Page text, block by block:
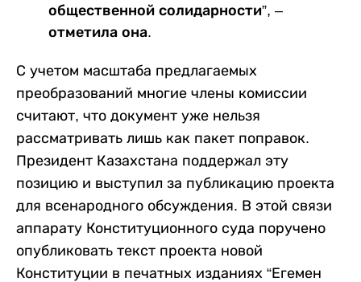
общественной солидарности”, –
отметила она.
С учетом масштаба предлагаемых
преобразований многие члены комиссии
считают, что документ уже нельзя
рассматривать лишь как пакет поправок.
Президент Казахстана поддержал эту
позицию и выступил за публикацию проекта
для всенародного обсуждения. В этой связи
аппарату Конституционного суда поручено
опубликовать текст проекта новой
Конституции в печатных изданиях “Егемен